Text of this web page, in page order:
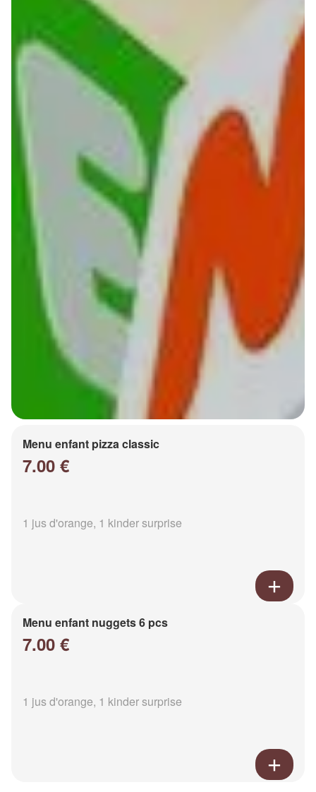
Menu enfant pizza classic
7.00 €
1 jus d'orange, 1 kinder surprise
Menu enfant nuggets 6 pcs
7.00 €
1 jus d'orange, 1 kinder surprise